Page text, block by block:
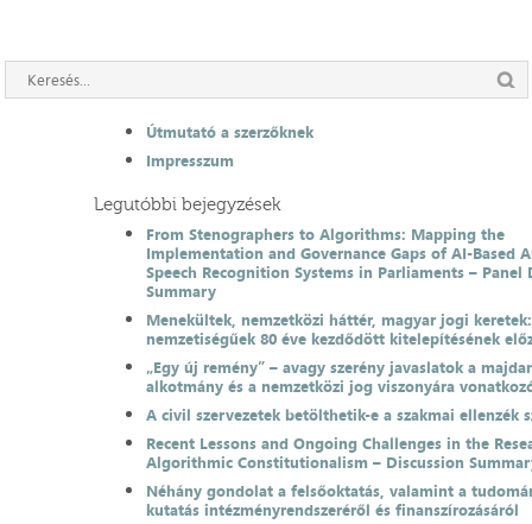
Útmutató a szerzőknek
Impresszum
Legutóbbi bejegyzések
From Stenographers to Algorithms: Mapping the
Implementation and Governance Gaps of AI-Based
Speech Recognition Systems in Parliaments – Panel
Summary
Menekültek, nemzetközi háttér, magyar jogi
nemzetiségűek 80 éve kezdődött kitelepítésének
„Egy új remény” – avagy szerény javaslatok a
alkotmány és a nemzetközi jog viszonyára
A civil szervezetek betölthetik-e a szakmai ellenzék
Recent Lessons and Ongoing Challenges in the
Algorithmic Constitutionalism – Discussion
Néhány gondolat a felsőoktatás, valamint a
kutatás intézményrendszeréről és finanszírozásáról